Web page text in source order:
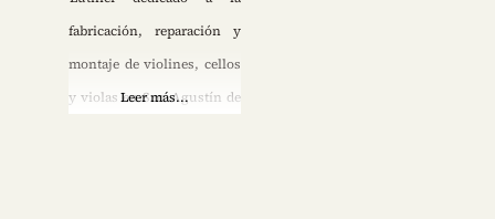
fabricación, reparación y
montaje de violines, cellos
y violas en San Agustín de
Leer más...